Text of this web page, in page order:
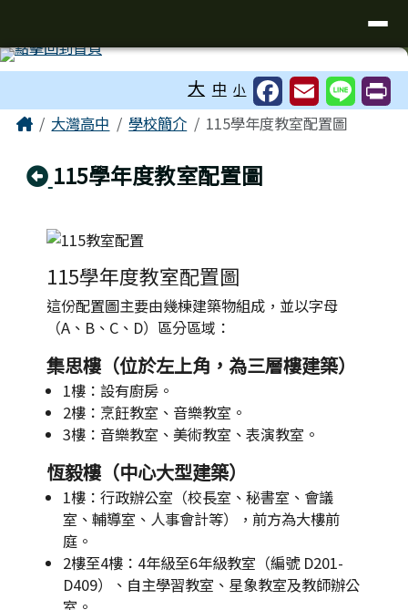
大 中 小
主內容區域
Home大灣高中 學校簡介 115學年度教室配置圖
回上頁
115學年度教室配置圖
115學年度教室配置圖
這份配置圖主要由幾棟建築物組成，並以字母
（A、B、C、D）區分區域：
集思樓（位於左上角，為三層樓建築）
1樓：設有廚房。
2樓：烹飪教室、音樂教室。
3樓：音樂教室、美術教室、表演教室。
恆毅樓（中心大型建築）
1樓：行政辦公室（校長室、秘書室、會議
室、輔導室、人事會計等），前方為大樓前
庭。
2樓至4樓：4年級至6年級教室（編號 D201-
D409）、自主學習教室、星象教室及教師辦公
頁尾區域